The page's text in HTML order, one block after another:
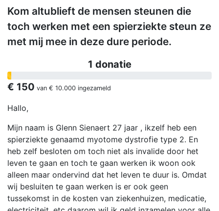
Kom altublieft de mensen steunen die
toch werken met een spierziekte steun ze
met mij mee in deze dure periode.
1 donatie
€ 150 van € 10.000 ingezameld
Hallo,
Mijn naam is Glenn Sienaert 27 jaar , ikzelf heb een
spierziekte genaamd myotome dystrofie type 2. En
heb zelf besloten om toch niet als invalide door het
leven te gaan en toch te gaan werken ik woon ook
alleen maar ondervind dat het leven te duur is. Omdat
wij besluiten te gaan werken is er ook geen
tussekomst in de kosten van ziekenhuizen, medicatie,